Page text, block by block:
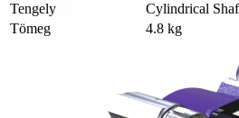
Tengely
Cylindrical
Tömeg
4.8 kg